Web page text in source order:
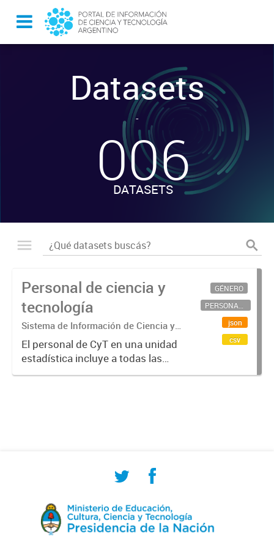
Datasets
-
006
DATASETS
Personal de ciencia y
tecnología
Sistema de Información de Ciencia y
Tecnología Argentino (SICYTAR)
El personal de CyT en una unidad
estadística incluye a todas las
personas involucradas
GÉNERO
PERSONAL CIENTÍFICO-TECNOLÓGICO
json
csv